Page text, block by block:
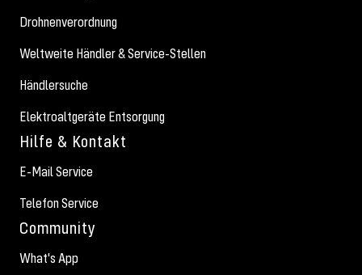
Drohnenverordnung
Weltweite Händler & Service-Stellen
Händlersuche
Elektroaltgeräte Entsorgung
Hilfe & Kontakt
E-Mail Service
Telefon Service
Community
What's App